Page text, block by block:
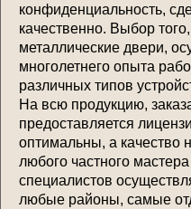
конфиденциальность,
качественно. Выбор
металлические двери,
многолетнего опыта
различных типов
На всю продукцию,
предоставляется
оптимальны, а качество
любого частного
специалистов
любые районы, самые